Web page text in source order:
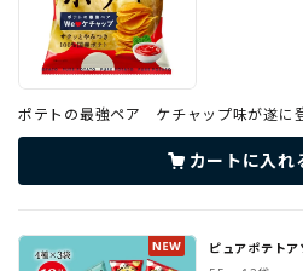
ポテトの最強ペア ケチャップ味が遂に
カートに入れ
ピュアポテトア